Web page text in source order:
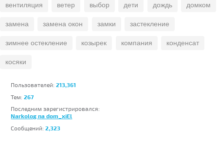
вентиляция ветер выбор дети дождь домком
замена замена окон замки застекление
зимнее остекление козырек компания конденсат
косяки
Пользователей:213,361
Последним зарегистрировался:
Narkolog na dom_xiEl
Тем:267
Сообщений:2,323